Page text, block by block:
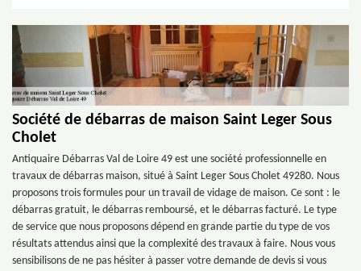
Société de débarras de maison Saint Leger Sous
Cholet
Antiquaire Débarras Val de Loire 49 est une société professionnelle en
travaux de débarras maison, situé à Saint Leger Sous Cholet 49280. Nous
proposons trois formules pour un travail de vidage de maison. Ce sont : le
débarras gratuit, le débarras remboursé, et le débarras facturé. Le type
de service que nous proposons dépend en grande partie du type de vos
résultats attendus ainsi que la complexité des travaux à faire. Nous vous
sensibilisons de ne pas hésiter à passer votre demande de devis si vous